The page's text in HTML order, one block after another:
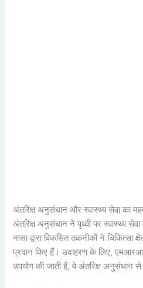
अंतरिक्ष अनुसंधान और स्वास्थ्य सेवा का
अंतरिक्ष अनुसंधान ने पृथ्वी पर स्वास्थ्य
नासा द्वारा विकसित तकनीकों ने
प्रदान किए हैं। उदाहरण के लिए,
उपयोग की जाती हैं, वे अंतरिक्ष अनुसंधान